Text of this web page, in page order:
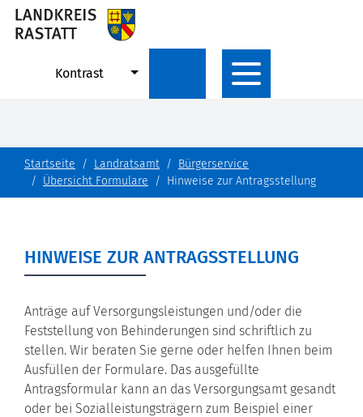
Kontrast
Startseite Landratsamt
Bürgerservice
Übersicht Formulare
Hinweise zur Antragsstellung
HINWEISE ZUR ANTRAGSSTELLUNG
Anträge auf Versorgungsleistungen und/oder die
Feststellung von Behinderungen sind schriftlich zu
stellen. Wir beraten Sie gerne oder helfen Ihnen beim
Ausfüllen der Formulare. Das ausgefüllte
Antragsformular kann an das Versorgungsamt gesandt
oder bei Sozialleistungsträgern zum Beispiel einer